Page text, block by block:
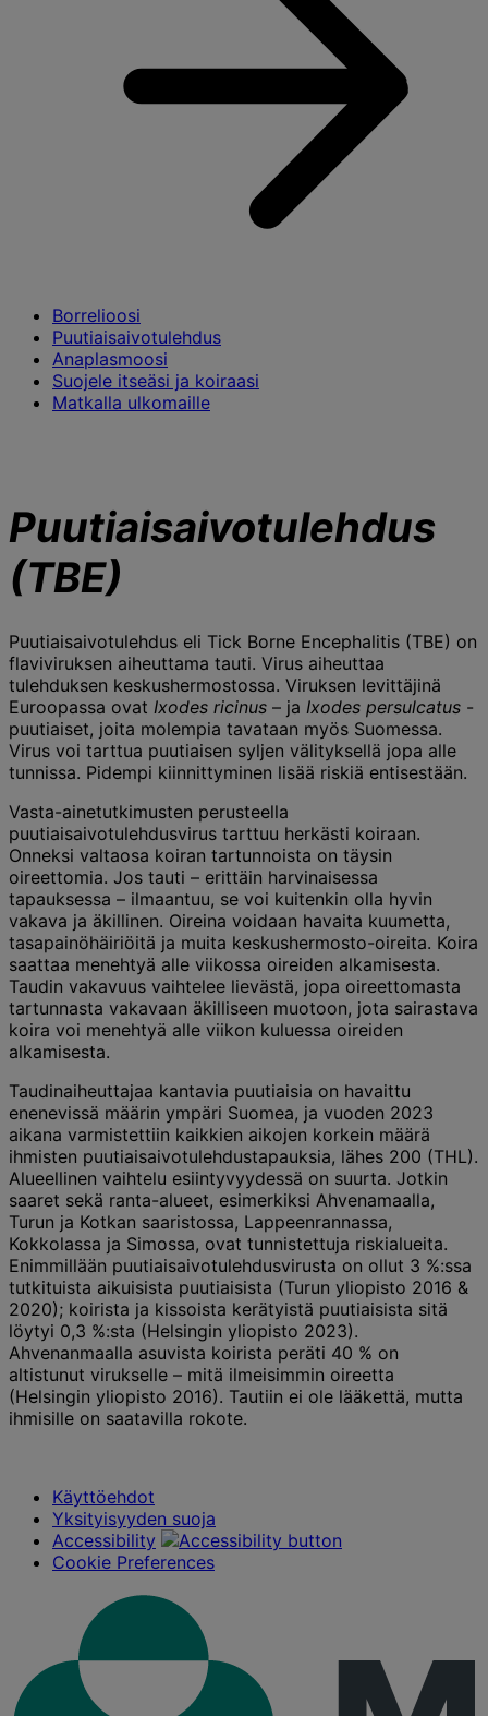
Borrelioosi
Puutiaisaivotulehdus
Anaplasmoosi
Suojele itseäsi ja koiraasi
Matkalla ulkomaille
Puutiaisaivotulehdus
(TBE)
Puutiaisaivotulehdus eli Tick Borne Encephalitis (TBE) on
flaviviruksen aiheuttama tauti. Virus aiheuttaa
tulehduksen keskushermostossa. Viruksen levittäjinä
Euroopassa ovat Ixodes ricinus – ja Ixodes persulcatus -
puutiaiset, joita molempia tavataan myös Suomessa.
Virus voi tarttua puutiaisen syljen välityksellä jopa alle
tunnissa. Pidempi kiinnittyminen lisää riskiä entisestään.
Vasta-ainetutkimusten perusteella
puutiaisaivotulehdusvirus tarttuu herkästi koiraan.
Onneksi valtaosa koiran tartunnoista on täysin
oireettomia. Jos tauti – erittäin harvinaisessa
tapauksessa – ilmaantuu, se voi kuitenkin olla hyvin
vakava ja äkillinen. Oireina voidaan havaita kuumetta,
tasapainöhäiriöitä ja muita keskushermosto-oireita. Koira
saattaa menehtyä alle viikossa oireiden alkamisesta.
Taudin vakavuus vaihtelee lievästä, jopa oireettomasta
tartunnasta vakavaan äkilliseen muotoon, jota sairastava
koira voi menehtyä alle viikon kuluessa oireiden
alkamisesta.
Taudinaiheuttajaa kantavia puutiaisia on havaittu
enenevissä määrin ympäri Suomea, ja vuoden 2023
aikana varmistettiin kaikkien aikojen korkein määrä
ihmisten puutiaisaivotulehdustapauksia, lähes 200 (THL).
Alueellinen vaihtelu esiintyvyydessä on suurta. Jotkin
saaret sekä ranta-alueet, esimerkiksi Ahvenamaalla,
Turun ja Kotkan saaristossa, Lappeenrannassa,
Kokkolassa ja Simossa, ovat tunnistettuja riskialueita.
Enimmillään puutiaisaivotulehdusvirusta on ollut 3 %:ssa
tutkituista aikuisista puutiaisista (Turun yliopisto 2016 &
2020); koirista ja kissoista kerätyistä puutiaisista sitä
löytyi 0,3 %:sta (Helsingin yliopisto 2023).
Ahvenanmaalla asuvista koirista peräti 40 % on
altistunut virukselle – mitä ilmeisimmin oireetta
(Helsingin yliopisto 2016). Tautiin ei ole lääkettä, mutta
ihmisille on saatavilla rokote.
Käyttöehdot
Yksityisyyden suoja
Accessibility
Cookie Preferences